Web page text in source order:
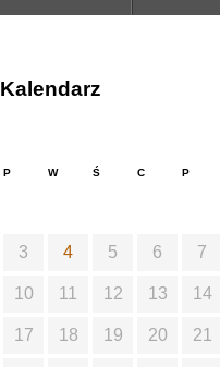
Kalendarz
P W Ś C P
3 4 5 6 7
10 11 12 13 14
17 18 19 20 21